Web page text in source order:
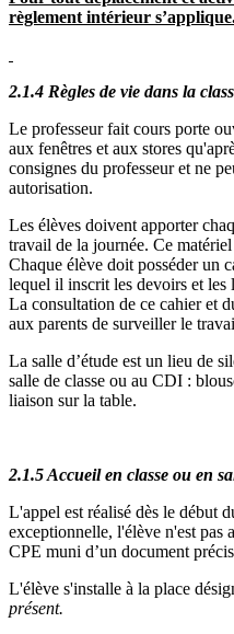
règlement intérieur
2.1.4 Règles de vie dans la
Le professeur fait cours porte
aux fenêtres et aux stores
consignes du professeur et ne
autorisation.
Les élèves doivent apporter
travail de la journée. Ce
Chaque élève doit posséder un
lequel il inscrit les devoirs et les
La consultation de ce cahier et
aux parents de surveiller le
La salle d’étude est un lieu de
salle de classe ou au CDI :
liaison sur la table.
2.1.5 Accueil en classe ou en
L'appel est réalisé dès le début
exceptionnelle, l'élève n'est pas
CPE muni d’un document
L'élève s'installe à la place
présent.